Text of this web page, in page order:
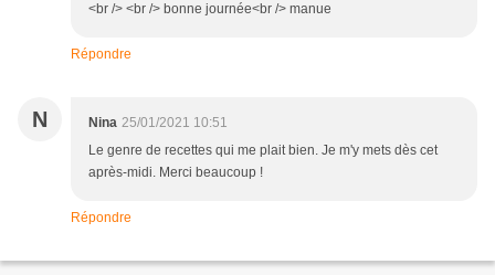
<br /> <br /> bonne journée<br /> manue
Répondre
N Nina 25/01/2021 10:51
Le genre de recettes qui me plait bien. Je m'y mets dès cet
après-midi. Merci beaucoup !
Répondre